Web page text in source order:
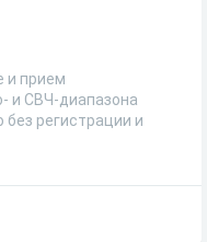
и прием
и СВЧ-диапазона
регистрации и